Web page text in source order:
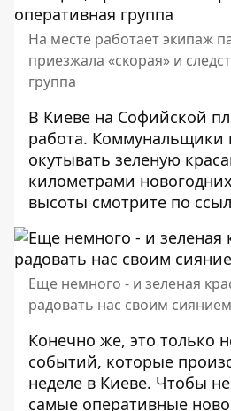
На месте работает экипаж
приезжала «скорая» и
группа
В Киеве на Софийской
работа. Коммунальщики
окутывать зеленую
километрами
высоты смотрите по
Еще немного - и зеленая
радовать нас своим сиянием
Конечно же, это только
событий, которые
неделе в Киеве. Чтобы
самые оперативные